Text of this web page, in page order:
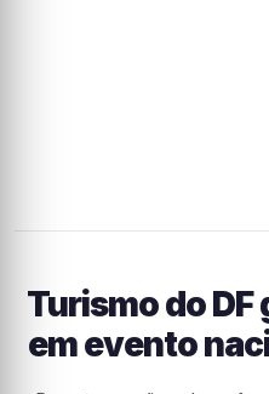
Turismo do
em evento